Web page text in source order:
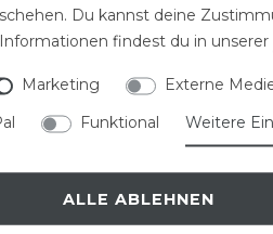
Auf der
Look und unterstreicht
und passt sowohl
Du kannst deine
findest du in unserer
Marketing Externe
Funktional Weitere
ALLE ABLEHNEN